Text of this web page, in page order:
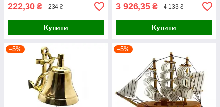
222,30 ₴ 234 ₴
Купити
3 926,35 ₴ 4 133 ₴
Купити
–5% –5%